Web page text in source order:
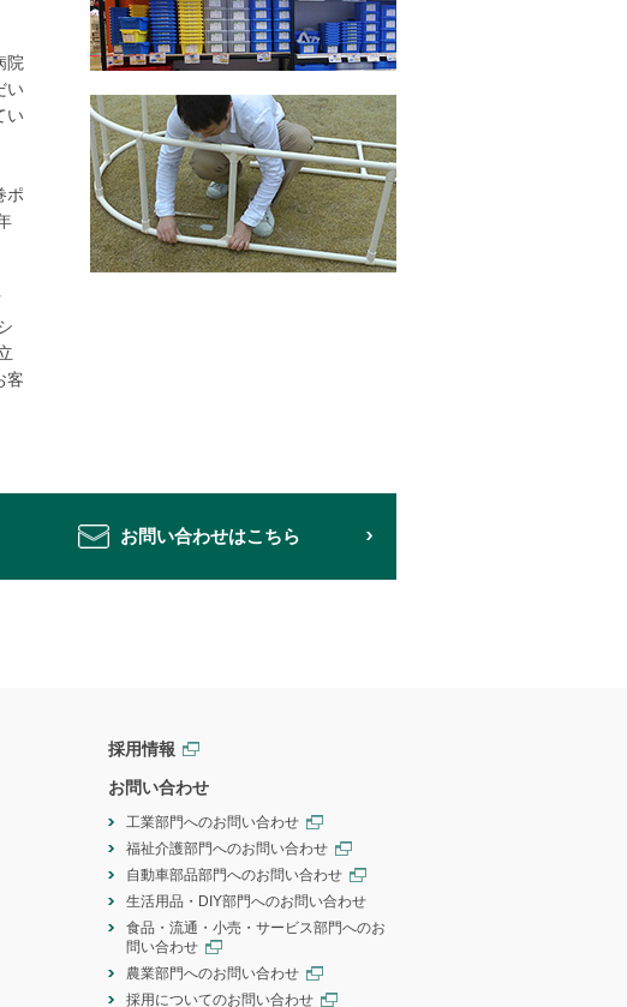
院
い
い
ポ
客
お問い合わせはこちら
採用情報
お問い合わせ
工業部門へのお問い合わせ
福祉介護部門へのお問い合わせ
自動車部品部門へのお問い合わせ
生活用品・DIY部門へのお問い合わせ
食品・流通・小売・サービス部門へのお
問い合わせ
農業部門へのお問い合わせ
採用についてのお問い合わせ